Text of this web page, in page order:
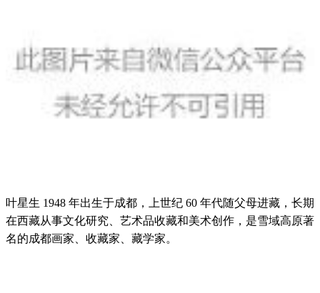
叶星生 1948 年出生于成都，上世纪 60 年代随父母进藏，长期
在西藏从事文化研究、艺术品收藏和美术创作，是雪域高原著
名的成都画家、收藏家、藏学家。